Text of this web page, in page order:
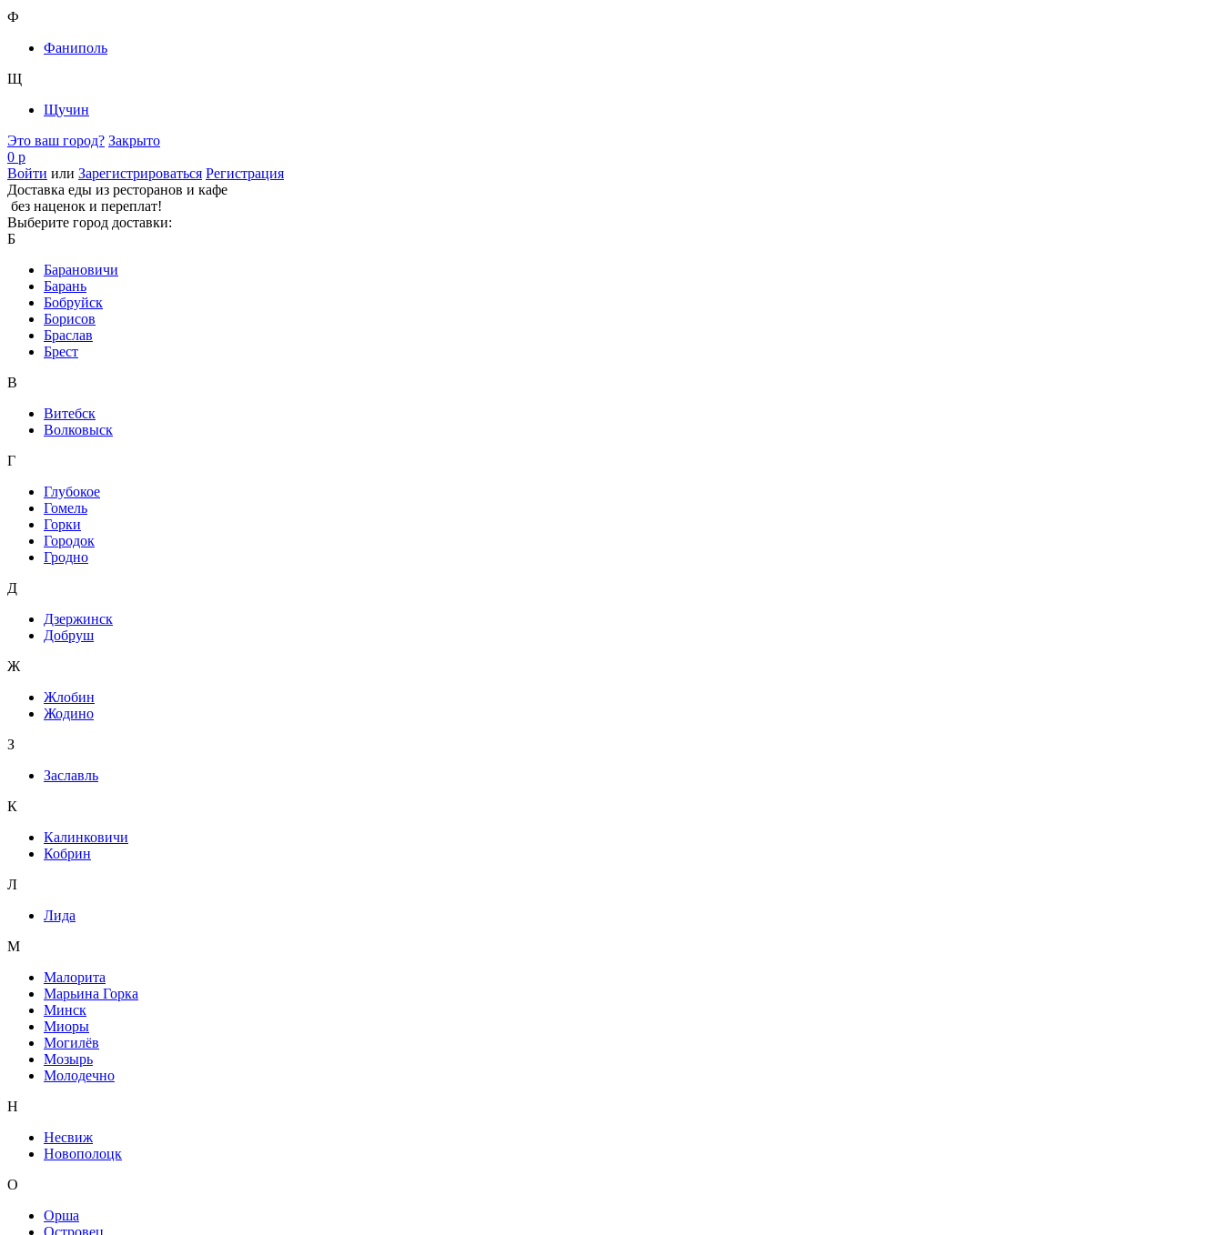
Ф
Фаниполь
Щ
Щучин
Это ваш город? Закрыто
0 р
Войти или Зарегистрироваться Регистрация
Доставка еды из ресторанов и кафе
без наценок и переплат!
Выберите город доставки:
Б
Барановичи
Барань
Бобруйск
Борисов
Браслав
Брест
В
Витебск
Волковыск
Г
Глубокое
Гомель
Горки
Городок
Гродно
Д
Дзержинск
Добруш
Ж
Жлобин
Жодино
З
Заславль
К
Калинковичи
Кобрин
Л
Лида
М
Малорита
Марьина Горка
Минск
Миоры
Могилёв
Мозырь
Молодечно
Н
Несвиж
Новополоцк
О
Орша
Островец